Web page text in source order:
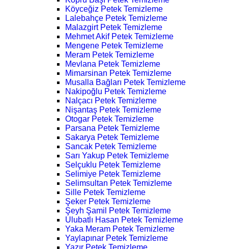
Köyceğiz Petek Temizleme
Lalebahçe Petek Temizleme
Malazgirt Petek Temizleme
Mehmet Akif Petek Temizleme
Mengene Petek Temizleme
Meram Petek Temizleme
Mevlana Petek Temizleme
Mimarsinan Petek Temizleme
Musalla Bağları Petek Temizleme
Nakipoğlu Petek Temizleme
Nalçacı Petek Temizleme
Nişantaş Petek Temizleme
Otogar Petek Temizleme
Parsana Petek Temizleme
Sakarya Petek Temizleme
Sancak Petek Temizleme
Sarı Yakup Petek Temizleme
Selçuklu Petek Temizleme
Selimiye Petek Temizleme
Selimsultan Petek Temizleme
Sille Petek Temizleme
Şeker Petek Temizleme
Şeyh Şamil Petek Temizleme
Ulubatlı Hasan Petek Temizleme
Yaka Meram Petek Temizleme
Yaylapınar Petek Temizleme